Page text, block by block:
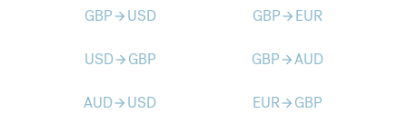
GBParrow_forward USD GBParrow_forward EUR
USDarrow_forward GBP GBParrow_forwardAUD
AUDarrow_forward USD EURarrow_forward GBP